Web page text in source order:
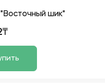
"Восточный шик"